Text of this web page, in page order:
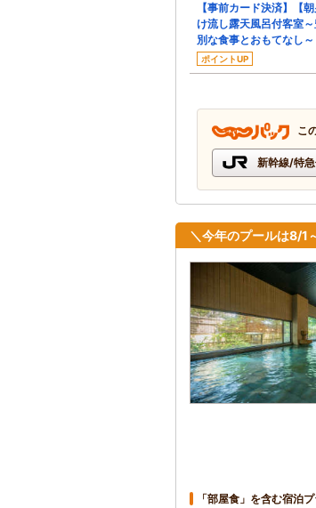
【事前カード決済】【
け流し露天風呂付客室
別な食事とおもてなし～
ポイントUP
こ
新幹線/特
＼今年のプールは8/1
「部屋食」を含む宿泊